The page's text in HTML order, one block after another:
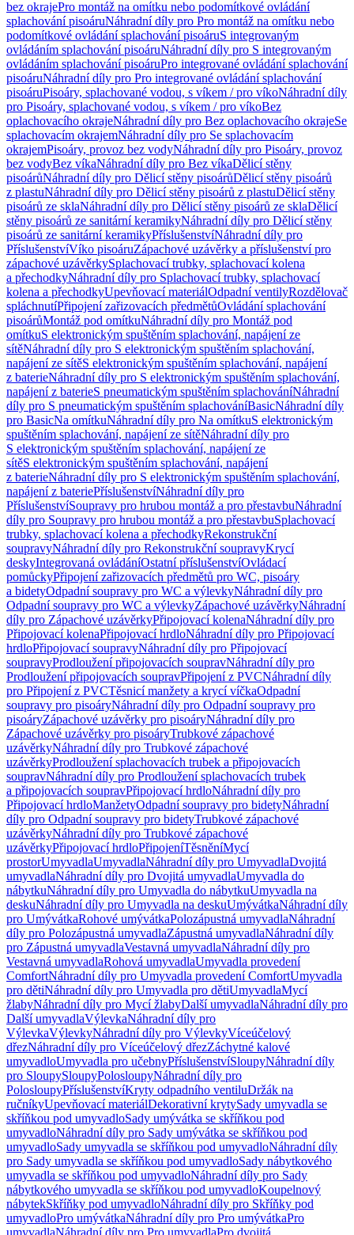
bez okrajePro montáž na omítku nebo podomítkové ovládání
splachování pisoáruNáhradní díly pro Pro montáž na omítku nebo
podomítkové ovládání splachování pisoáruS integrovaným
ovládáním splachování pisoáruNáhradní díly pro S integrovaným
ovládáním splachování pisoáruPro integrované ovládání splachování
pisoáruNáhradní díly pro Pro integrované ovládání splachování
pisoáruPisoáry, splachované vodou, s víkem / pro víkoNáhradní díly
pro Pisoáry, splachované vodou, s víkem / pro víkoBez
oplachovacího okrajeNáhradní díly pro Bez oplachovacího okrajeSe
splachovacím okrajemNáhradní díly pro Se splachovacím
okrajemPisoáry, provoz bez vodyNáhradní díly pro Pisoáry, provoz
bez vodyBez víkaNáhradní díly pro Bez víkaDělicí stěny
pisoárůNáhradní díly pro Dělicí stěny pisoárůDělicí stěny pisoárů
z plastuNáhradní díly pro Dělicí stěny pisoárů z plastuDělicí stěny
pisoárů ze sklaNáhradní díly pro Dělicí stěny pisoárů ze sklaDělicí
stěny pisoárů ze sanitární keramikyNáhradní díly pro Dělicí stěny
pisoárů ze sanitární keramikyPříslušenstvíNáhradní díly pro
PříslušenstvíVíko pisoáruZápachové uzávěrky a příslušenství pro
zápachové uzávěrkySplachovací trubky, splachovací kolena
a přechodkyNáhradní díly pro Splachovací trubky, splachovací
kolena a přechodkyUpevňovací materiálOdpadní ventilyRozdělovač
spláchnutíPřipojení zařizovacích předmětůOvládání splachování
pisoárůMontáž pod omítkuNáhradní díly pro Montáž pod
omítkuS elektronickým spuštěním splachování, napájení ze
sítěNáhradní díly pro S elektronickým spuštěním splachování,
napájení ze sítěS elektronickým spuštěním splachování, napájení
z baterieNáhradní díly pro S elektronickým spuštěním splachování,
napájení z baterieS pneumatickým spuštěním splachováníNáhradní
díly pro S pneumatickým spuštěním splachováníBasicNáhradní díly
pro BasicNa omítkuNáhradní díly pro Na omítkuS elektronickým
spuštěním splachování, napájení ze sítěNáhradní díly pro
S elektronickým spuštěním splachování, napájení ze
sítěS elektronickým spuštěním splachování, napájení
z baterieNáhradní díly pro S elektronickým spuštěním splachování,
napájení z bateriePříslušenstvíNáhradní díly pro
PříslušenstvíSoupravy pro hrubou montáž a pro přestavbuNáhradní
díly pro Soupravy pro hrubou montáž a pro přestavbuSplachovací
trubky, splachovací kolena a přechodkyRekonstrukční
soupravyNáhradní díly pro Rekonstrukční soupravyKrycí
deskyIntegrovaná ovládáníOstatní příslušenstvíOvládací
pomůckyPřipojení zařizovacích předmětů pro WC, pisoáry
a bidetyOdpadní soupravy pro WC a výlevkyNáhradní díly pro
Odpadní soupravy pro WC a výlevkyZápachové uzávěrkyNáhradní
díly pro Zápachové uzávěrkyPřipojovací kolenaNáhradní díly pro
Připojovací kolenaPřipojovací hrdloNáhradní díly pro Připojovací
hrdloPřipojovací soupravyNáhradní díly pro Připojovací
soupravyProdloužení připojovacích soupravNáhradní díly pro
Prodloužení připojovacích soupravPřipojení z PVCNáhradní díly
pro Připojení z PVCTěsnicí manžety a krycí víčkaOdpadní
soupravy pro pisoáryNáhradní díly pro Odpadní soupravy pro
pisoáryZápachové uzávěrky pro pisoáryNáhradní díly pro
Zápachové uzávěrky pro pisoáryTrubkové zápachové
uzávěrkyNáhradní díly pro Trubkové zápachové
uzávěrkyProdloužení splachovacích trubek a připojovacích
soupravNáhradní díly pro Prodloužení splachovacích trubek
a připojovacích soupravPřipojovací hrdloNáhradní díly pro
Připojovací hrdloManžetyOdpadní soupravy pro bidetyNáhradní
díly pro Odpadní soupravy pro bidetyTrubkové zápachové
uzávěrkyNáhradní díly pro Trubkové zápachové
uzávěrkyPřipojovací hrdloPřipojeníTěsněníMycí
prostorUmyvadlaUmyvadlaNáhradní díly pro UmyvadlaDvojitá
umyvadlaNáhradní díly pro Dvojitá umyvadlaUmyvadla do
nábytkuNáhradní díly pro Umyvadla do nábytkuUmyvadla na
deskuNáhradní díly pro Umyvadla na deskuUmývátkaNáhradní díly
pro UmývátkaRohové umývátkaPolozápustná umyvadlaNáhradní
díly pro Polozápustná umyvadlaZápustná umyvadlaNáhradní díly
pro Zápustná umyvadlaVestavná umyvadlaNáhradní díly pro
Vestavná umyvadlaRohová umyvadlaUmyvadla provedení
ComfortNáhradní díly pro Umyvadla provedení ComfortUmyvadla
pro dětiNáhradní díly pro Umyvadla pro dětiUmyvadlaMycí
žlabyNáhradní díly pro Mycí žlabyDalší umyvadlaNáhradní díly pro
Další umyvadlaVýlevkaNáhradní díly pro
VýlevkaVýlevkyNáhradní díly pro VýlevkyVíceúčelový
dřezNáhradní díly pro Víceúčelový dřezZáchytné kalové
umyvadloUmyvadla pro učebnyPříslušenstvíSloupyNáhradní díly
pro SloupySloupyPolosloupyNáhradní díly pro
PolosloupyPříslušenstvíKryty odpadního ventiluDržák na
ručníkyUpevňovací materiálDekorativní krytySady umyvadla se
skříňkou pod umyvadloSady umývátka se skříňkou pod
umyvadloNáhradní díly pro Sady umývátka se skříňkou pod
umyvadloSady umyvadla se skříňkou pod umyvadloNáhradní díly
pro Sady umyvadla se skříňkou pod umyvadloSady nábytkového
umyvadla se skříňkou pod umyvadloNáhradní díly pro Sady
nábytkového umyvadla se skříňkou pod umyvadloKoupelnový
nábytekSkříňky pod umyvadloNáhradní díly pro Skříňky pod
umyvadloPro umývátkaNáhradní díly pro Pro umývátkaPro
umyvadlaNáhradní díly pro Pro umyvadlaPro dvojitá